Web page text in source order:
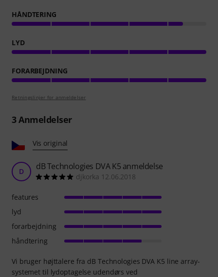
HÅNDTERING
LYD
FORARBEJDNING
Retningslinjer for anmeldelser
3Anmeldelser
Vis original
D dB Technologies DVA K5 anmeldelse
djkorka 12.06.2018
Vi bruger højttalere fra dB Technologies DVA K5 line array-
systemet til lydoptagelse udendørs ved
features
lyd
forarbejdning
håndtering